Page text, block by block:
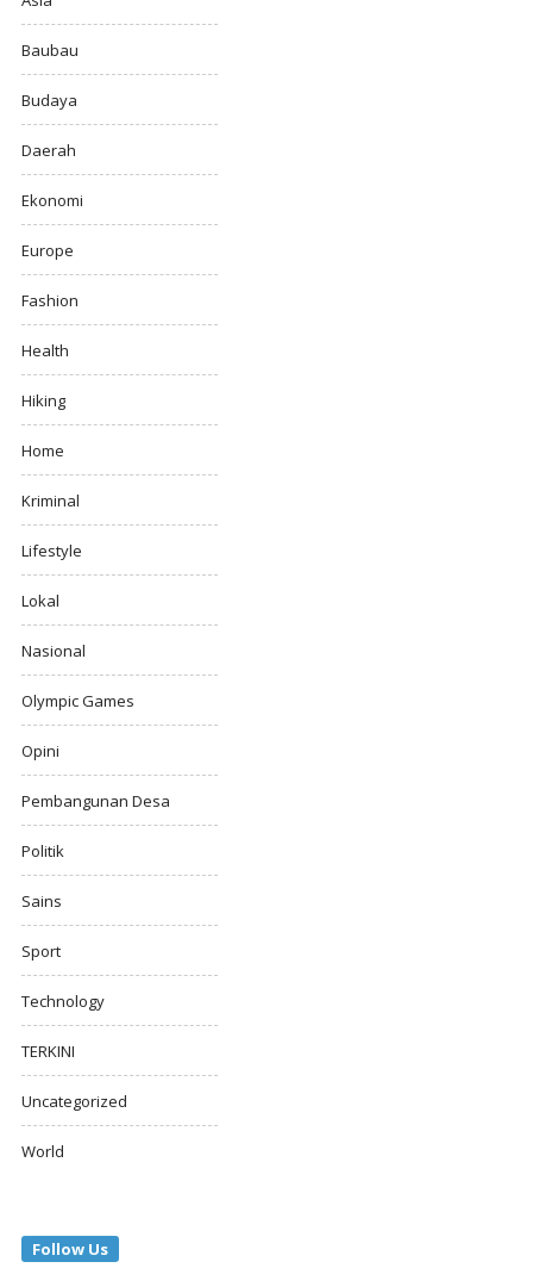
Baubau
Budaya
Daerah
Ekonomi
Europe
Fashion
Health
Hiking
Home
Kriminal
Lifestyle
Lokal
Nasional
Olympic Games
Opini
Pembangunan Desa
Politik
Sains
Sport
Technology
TERKINI
Uncategorized
World
Follow Us